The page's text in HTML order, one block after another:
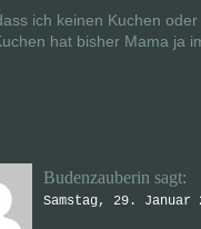
f
n
e
t
ich keinen Kuchen
hat bisher Mama ja
Budenzauberin sagt:
Samstag, 29. Januar